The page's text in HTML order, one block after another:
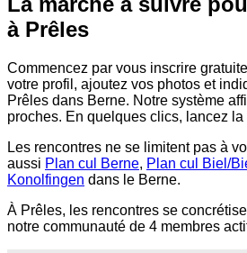
à Prêles
Commencez par vous inscrire
votre profil, ajoutez vos photos et
Prêles dans Berne. Notre système
proches. En quelques clics, lancez la
Les rencontres ne se limitent pas à
aussi Plan cul Berne, Plan cul Biel/
Konolfingen dans le Berne.
À Prêles, les rencontres se
notre communauté de 4 membres